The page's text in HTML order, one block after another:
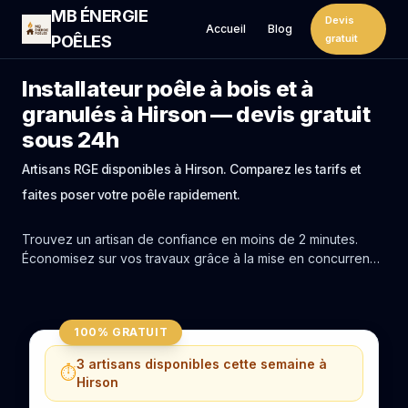
MB ÉNERGIE
POÊLES
Accueil Blog
Devis
gratuit
Installateur poêle à bois et à
granulés à Hirson — devis gratuit
sous 24h
Artisans RGE disponibles à Hirson. Comparez les tarifs et
faites poser votre poêle rapidement.
Trouvez un artisan de confiance en moins de 2 minutes.
Économisez sur vos travaux grâce à la mise en concurrence
100% GRATUIT
⏱️3 artisans disponibles cette semaine à
Hirson